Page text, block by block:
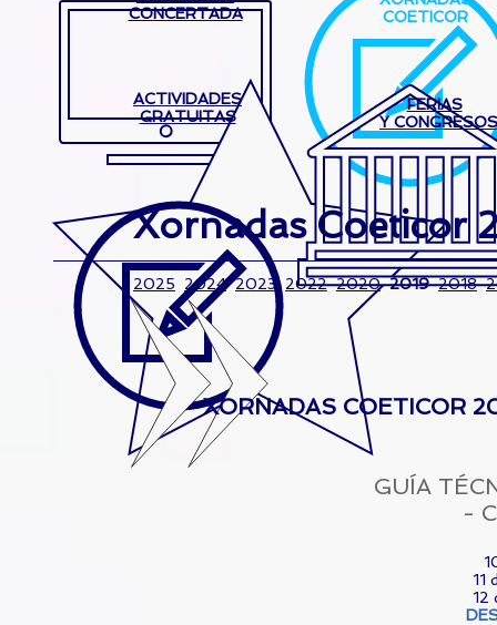
CONCERTADA
COETICOR
ACTIVIDADES
GRATUITAS
FERIAS
Y CONGRESOS
Xornadas Coeticor
2025 2024 2023 2022 2020 2019 2018
XORNADAS COETICOR
GUÍA
-
11
12